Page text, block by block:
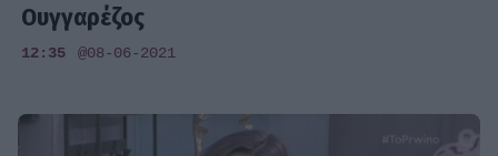
Ουγγαρέζος
12:35 @08-06-2021